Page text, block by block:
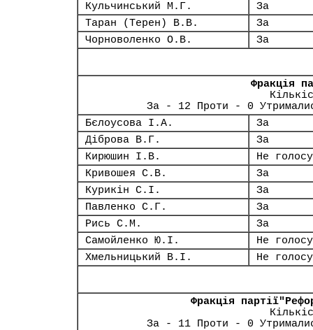
Кульчинський М.Г.
За
Таран (Терен) В.В.
За
Чорноволенко О.В.
За
Фракція
За - 12 Проти - 0
Бєлоусова І.А.
За
Діброва В.Г.
За
Кирюшин І.В.
Не
Кривошея С.В.
За
Курикін С.І.
За
Павленко С.Г.
За
Рись С.М.
За
Самойленко Ю.І.
Не
Хмельницький В.І.
Не
Фракція
За - 11 Проти - 0